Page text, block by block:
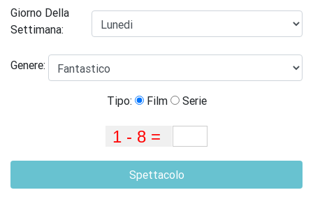
Giorno Della
Settimana:
Genere:
Tipo: Film Serie
Spettacolo